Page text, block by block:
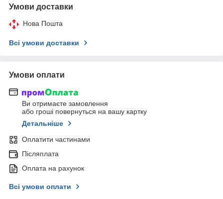
Умови доставки
Нова Пошта
Всі умови доставки
Умови оплати
Ви отримаєте замовлення
або гроші повернуться на вашу картку
Детальніше
Оплатити частинами
Післяплата
Оплата на рахунок
Всі умови оплати